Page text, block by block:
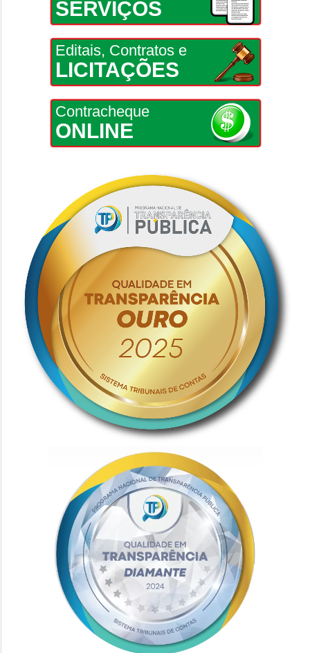
SERVIÇOS
Editais, Contratos e
LICITAÇÕES
Contracheque
ONLINE